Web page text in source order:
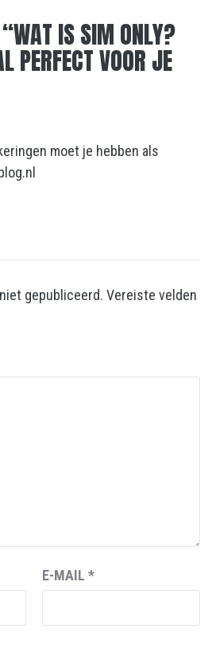
WAT IS SIM ONLY?
PERFECT VOOR JE
moet je hebben als
gepubliceerd. Vereiste velden
E-MAIL *